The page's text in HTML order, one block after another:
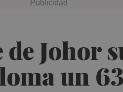
Johor
un